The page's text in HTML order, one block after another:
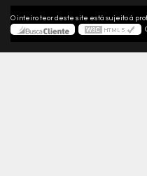
O inteiro teor deste site está sujeito à